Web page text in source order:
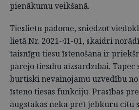
pienākumu veikšanā.
Tieslietu padome, sniedzot
lietā Nr. 2021-41-01, skaidri
taisnīgu tiesu īstenošana ir
pārējo tiesību aizsardzībai. Tāpēc
burtiski nevainojamu uzvedību
īsteno tiesas funkciju. Prasības
augstākas nekā pret jebkuru citu